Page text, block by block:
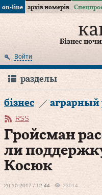
on-line архів номерів
Бізнес
Войти
разделы
бізнес
RSS
Гройсман
ли
Косюк
20.10.2017 / 12:44 23014